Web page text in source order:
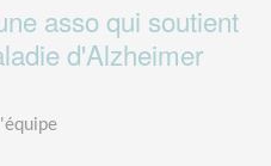
asso qui soutient
d'Alzheimer